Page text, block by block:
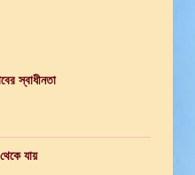
স্বাধীনতা
যায়